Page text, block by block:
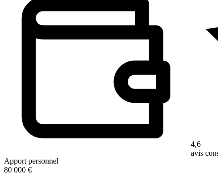
Apport personnel
80 000 €
4,6
avis